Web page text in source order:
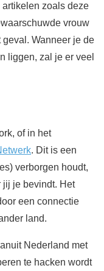
zoals deze
vrouw
Wanneer je de
liggen, zal je er veel
of in het
. Dit is een
verborgen houdt,
jij je bevindt. Het
een connectie
land.
Nederland met
te hacken wordt